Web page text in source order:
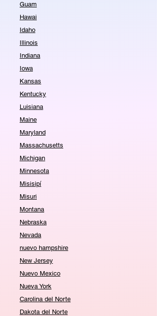
Guam
Hawai
Idaho
Illinois
Indiana
Iowa
Kansas
Kentucky
Luisiana
Maine
Maryland
Massachusetts
Michigan
Minnesota
Misisipí
Misuri
Montana
Nebraska
Nevada
nuevo hampshire
New Jersey
Nuevo Mexico
Nueva York
Carolina del Norte
Dakota del Norte